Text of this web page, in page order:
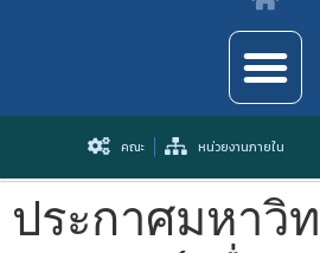
คณะ หน่วยงานภายใน
ประกาศมหาวิ